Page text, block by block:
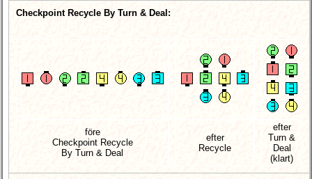
Checkpoint Recycle By Turn & Deal:
före
Checkpoint Recycle
By Turn & Deal
efter
Recycle
efter
Turn &
Deal
(klart)